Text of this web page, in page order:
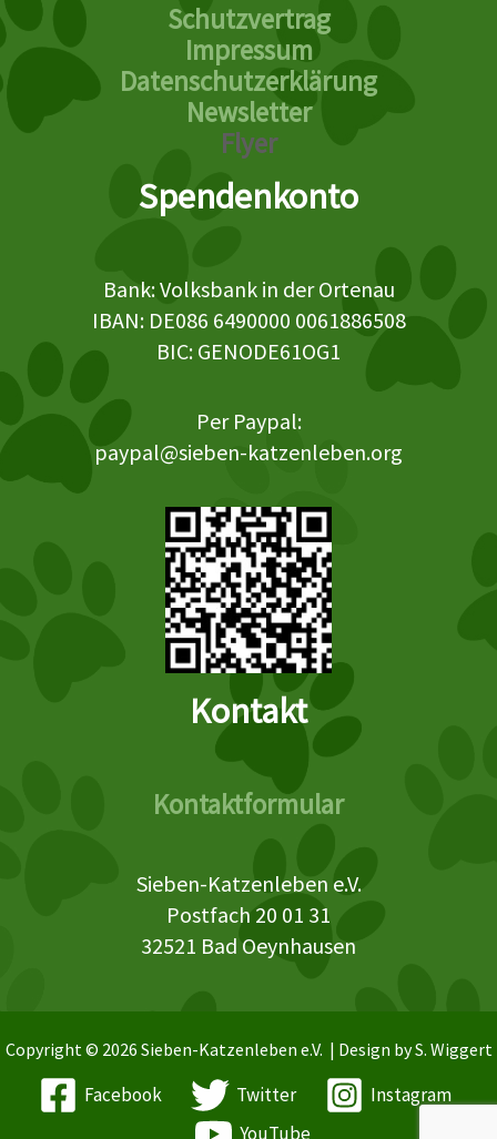
Schutzvertrag
Impressum
Datenschutzerklärung
Newsletter
Flyer
Spendenkonto
Bank: Volksbank in der Ortenau
IBAN: DE086 6490000 0061886508
BIC: GENODE61OG1
Per Paypal:
paypal@sieben-katzenleben.org
Kontakt
Kontaktformular
Sieben-Katzenleben e.V.
Postfach 20 01 31
32521 Bad Oeynhausen
Copyright © 2026 Sieben-Katzenleben e.V. | Design by S. Wiggert
Facebook Twitter
Instagram
YouTube